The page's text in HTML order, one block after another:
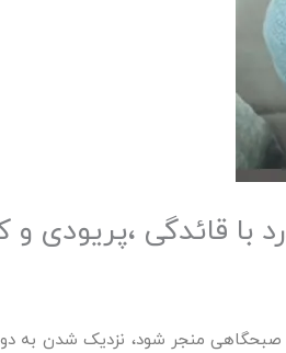
با قائدگی
صبحگاهی منجر شود، نزدیک شدن به